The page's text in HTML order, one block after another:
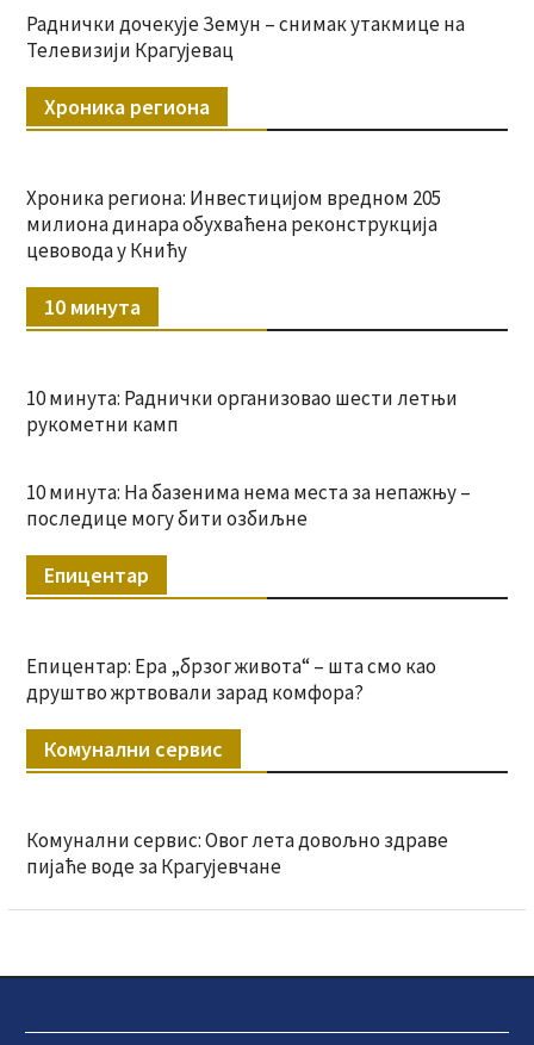
Раднички дочекује Земун – снимак утакмице на
Телевизији Крагујевац
Хроника региона
Хроника региона: Инвестицијом вредном 205
милиона динара обухваћена реконструкција
цевовода у Книћу
10 минута
10 минута: Раднички организовао шести летњи
рукометни камп
10 минута: На базенима нема места за непажњу –
последице могу бити озбиљне
Епицентар
Епицентар: Ера „брзог живота“ – шта смо као
друштво жртвовали зарад комфора?
Комунални сервис
Комунални сервис: Овог лета довољно здраве
пијаће воде за Крагујевчане